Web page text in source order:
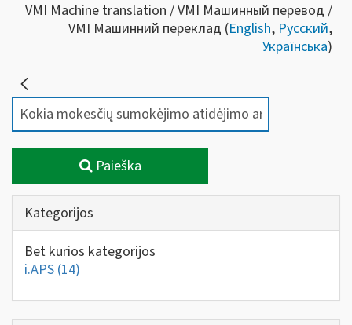
VMI Machine translation / VMI Машинный перевод /
VMI Машинний переклад (English, Русский,
Українська)
Paieška
Kategorijos
Bet kurios kategorijos
i.APS (14)